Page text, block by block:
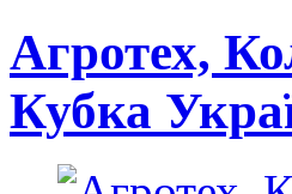
Агротех,
Кубка